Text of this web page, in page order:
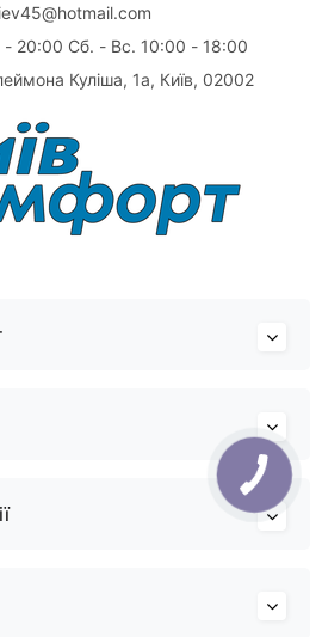
20:00 Сб. - Вс. 10:00 - 18:00
Куліша, 1а, Київ, 02002